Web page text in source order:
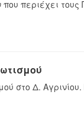
περιέχει τους
στο Δ.